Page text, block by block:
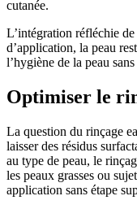
cutanée.
L’intégration réfléchie
d’application, la peau
l’hygiène de la peau
Optimiser le
La question du rinçage
laisser des résidus
au type de peau, le
les peaux grasses ou
application sans étape